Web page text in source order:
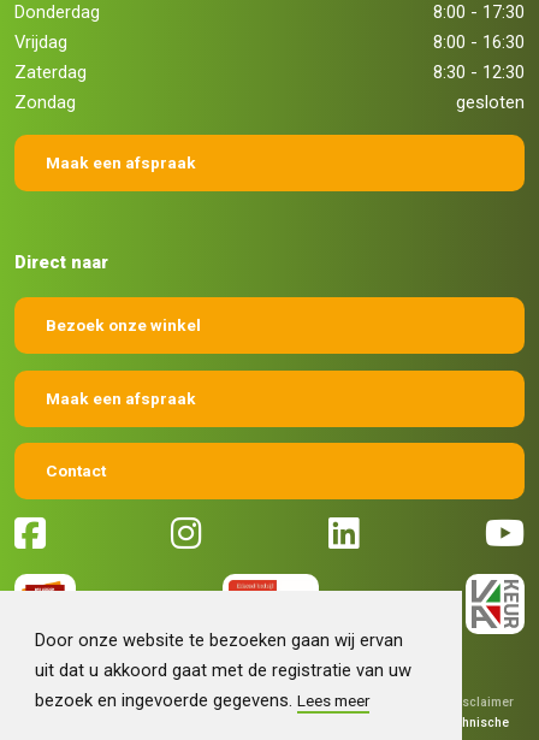
Door onze website te bezoeken gaan wij ervan
uit dat u akkoord gaat met de registratie van uw
bezoek en ingevoerde gegevens.Lees meer
Donderdag
8:00 - 17:30
Vrijdag
8:00 - 16:30
Zaterdag
8:30 - 12:30
Zondag
gesloten
Maak een afspraak
Direct naar
Bezoek onze winkel
Maak een afspraak
Contact
© 2026 Machinehandel Bruntink BV | Algemene voorwaarden
Disclaimer
Technische